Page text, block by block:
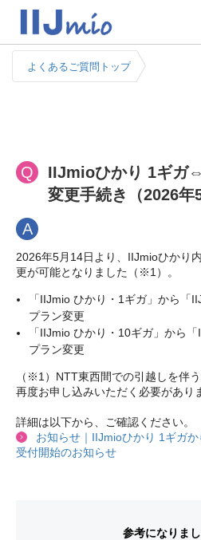
よくあるご質問トップ
Q
IIJmioひかり 1ギガ
変更手続き（2026年
A
2026年5月14日より、IIJmioひかり
更が可能となりました（※1）。
「IIJmio ひかり・1ギガ」から「
プラン変更
「IIJmio ひかり・10ギガ」から
プラン変更
（※1）NTT東西間での引越しを伴
再度お申し込みいただく必要があり
詳細は以下から、ご確認ください。
お知らせ｜IIJmioひかり 1ギガ
受付開始のお知らせ
参考になりま